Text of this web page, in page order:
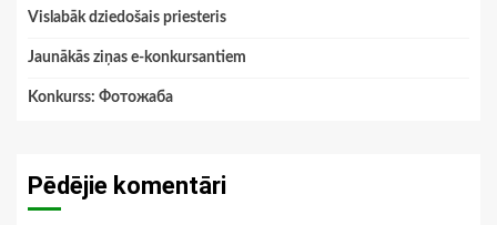
Vislabāk dziedošais priesteris
Jaunākās ziņas e-konkursantiem
Konkurss: Фотожаба
Pēdējie komentāri